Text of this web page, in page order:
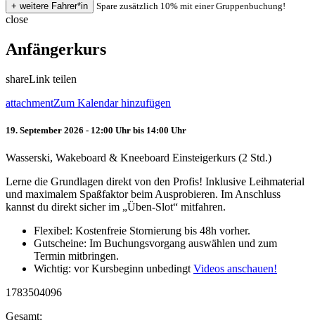
Spare zusätzlich 10% mit einer Gruppenbuchung!
close
Anfängerkurs
shareLink teilen
attachmentZum Kalendar hinzufügen
19. September 2026 - 12:00 Uhr bis 14:00 Uhr
Wasserski, Wakeboard & Kneeboard Einsteigerkurs (2 Std.)
Lerne die Grundlagen direkt von den Profis! Inklusive Leihmaterial
und maximalem Spaßfaktor beim Ausprobieren. Im Anschluss
kannst du direkt sicher im „Üben-Slot“ mitfahren.
Flexibel: Kostenfreie Stornierung bis 48h vorher.
Gutscheine: Im Buchungsvorgang auswählen und zum
Termin mitbringen.
Wichtig: vor Kursbeginn unbedingtVideos anschauen!
1783504096
Gesamt: